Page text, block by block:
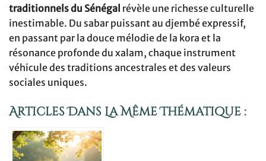
traditionnels du Sénégal révèle une richesse culturelle
inestimable. Du sabar puissant au djembé expressif,
en passant par la douce mélodie de la kora et la
résonance profonde du xalam, chaque instrument
véhicule des traditions ancestrales et des valeurs
sociales uniques.
Articles Dans La Même Thématique :